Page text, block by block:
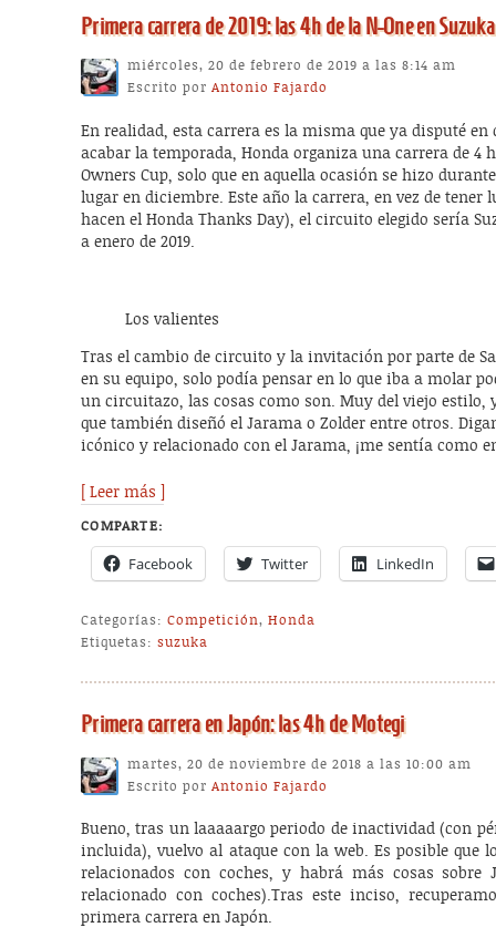
Primera carrera de 2019: las 4h de la N-One en Suzuka
miércoles, 20 de febrero de 2019 a las 8:14 am
Escrito porAntonio Fajardo
En realidad, esta carrera es la misma que ya disputé en
acabar la temporada, Honda organiza una carrera de 4
Owners Cup, solo que en aquella ocasión se hizo
lugar en diciembre. Este año la carrera, en vez de tener
hacen el Honda Thanks Day), el circuito elegido sería
a enero de 2019.
Los valientes
Tras el cambio de circuito y la invitación por parte de
en su equipo, solo podía pensar en lo que iba a molar
un circuitazo, las cosas como son. Muy del viejo estilo,
que también diseñó el Jarama o Zolder entre otros.
icónico y relacionado con el Jarama, ¡me sentía como
[ Leer más ]
COMPARTE:
Facebook Twitter LinkedIn
Categorías: Competición,Honda
Etiquetas: suzuka
Primera carrera en Japón: las 4h de Motegi
martes, 20 de noviembre de 2018 a las 10:00 am
Escrito porAntonio Fajardo
Bueno, tras un laaaaargo periodo de inactividad (con
incluida), vuelvo al ataque con la web. Es posible que
relacionados con coches, y habrá más cosas sobre
relacionado con coches).Tras este inciso,
primera carrera en Japón.